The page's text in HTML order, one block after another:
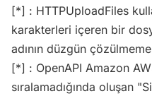
[*] : HTTPUploadFiles
karakterleri içeren bir
adının düzgün
[*] : OpenAPI Amazon
sıralamadığında oluşan